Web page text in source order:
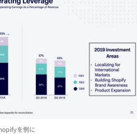
を例に